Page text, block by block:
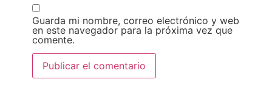
Guarda mi nombre, correo electrónico y web
en este navegador para la próxima vez que
comente.